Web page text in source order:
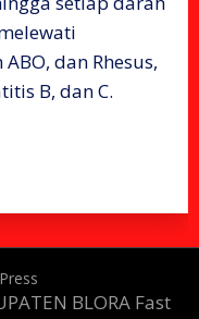
dan Rhesus,
B, dan C.
BLORA Fast